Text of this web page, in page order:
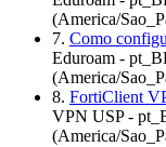
(America/
7. Como
Eduroam -
(America/
8. FortiClient
VPN USP -
(America/